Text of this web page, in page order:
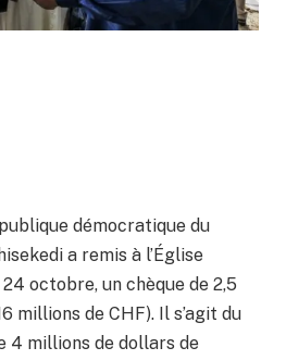
démocratique du
a remis à l’Église
octobre, un chèque de 2,5
millions de CHF). Il s’agit du
4 millions de dollars de